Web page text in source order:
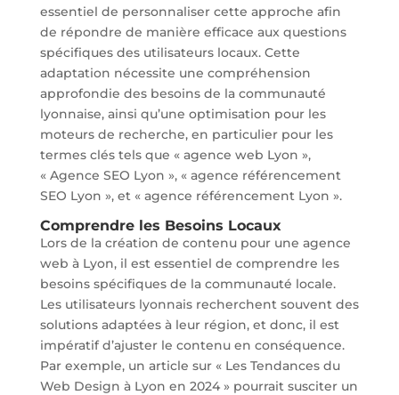
essentiel de personnaliser cette approche afin
de répondre de manière efficace aux questions
spécifiques des utilisateurs locaux. Cette
adaptation nécessite une compréhension
approfondie des besoins de la communauté
lyonnaise, ainsi qu’une optimisation pour les
moteurs de recherche, en particulier pour les
termes clés tels que « agence web Lyon »,
« Agence SEO Lyon », « agence référencement
SEO Lyon », et « agence référencement Lyon ».
Comprendre les Besoins Locaux
Lors de la création de contenu pour une agence
web à Lyon, il est essentiel de comprendre les
besoins spécifiques de la communauté locale.
Les utilisateurs lyonnais recherchent souvent des
solutions adaptées à leur région, et donc, il est
impératif d’ajuster le contenu en conséquence.
Par exemple, un article sur « Les Tendances du
Web Design à Lyon en 2024 » pourrait susciter un